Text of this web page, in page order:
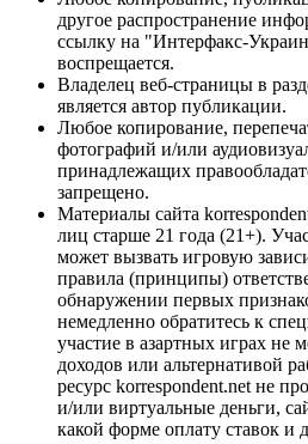
другое распространение
ссылку на "Интерфакс-
воспрещается.
Владелец веб-страницы в
является автор публикации.
Любое копирование,
фотографий и/или
принадлежащих
запрещено.
Материалы сайта
лиц старше 21 года (21+).
может вызвать игровую
правила (принципы)
обнаружении первых
немедленно обратитесь к
участие в азартных играх не
доходов или альтернативой
ресурс korrespondent.net не
и/или виртуальные деньги,
какой форме оплату ставок и